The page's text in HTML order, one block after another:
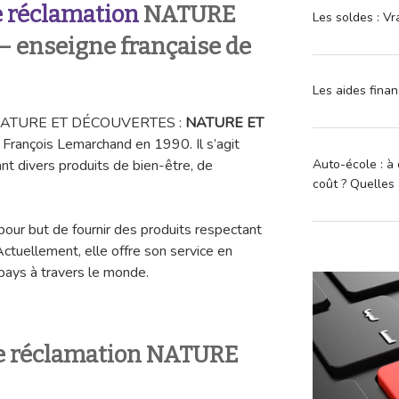
réclamationNATURE
– enseigne française de
ET DÉCOUVERTES : NATURE ET
Lemarchand en 1990. Il s’agit
divers produits de bien-être, de
but de fournir des produits respectant
elle offre son service en
à travers le monde.
NATURE
Les soldes :
Les aides
Auto-école : à
coût ? Quelles